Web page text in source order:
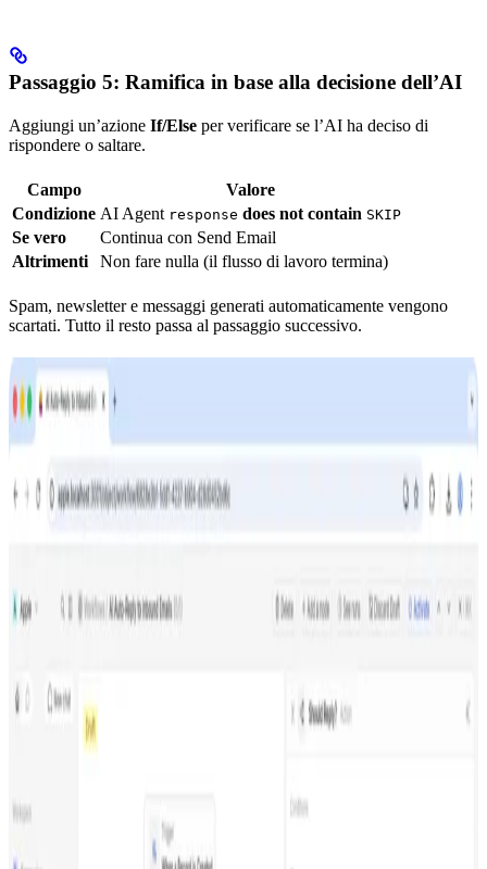
Passaggio 5: Ramifica in base alla decisione dell’AI
Aggiungi un’azione If/Else per verificare se l’AI ha deciso di
rispondere o saltare.
Campo
Valore
Condizione AI Agent response does not contain SKIP
Se vero
Continua con Send Email
Altrimenti
Non fare nulla (il flusso di lavoro termina)
Spam, newsletter e messaggi generati automaticamente vengono
scartati. Tutto il resto passa al passaggio successivo.